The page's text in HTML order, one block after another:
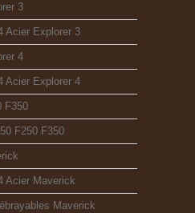
3
Acier Explorer 3
4
Acier Explorer 4
F350
F250 F350
Acier Maverick
Maverick